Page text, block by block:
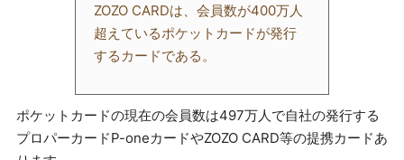
ZOZO CARDは、会員数が400万人
超えているポケットカードが発行
するカードである。
ポケットカードの現在の会員数は497万人で自社の発行する
プロパーカードP-oneカードやZOZO CARD等の提携カードあ